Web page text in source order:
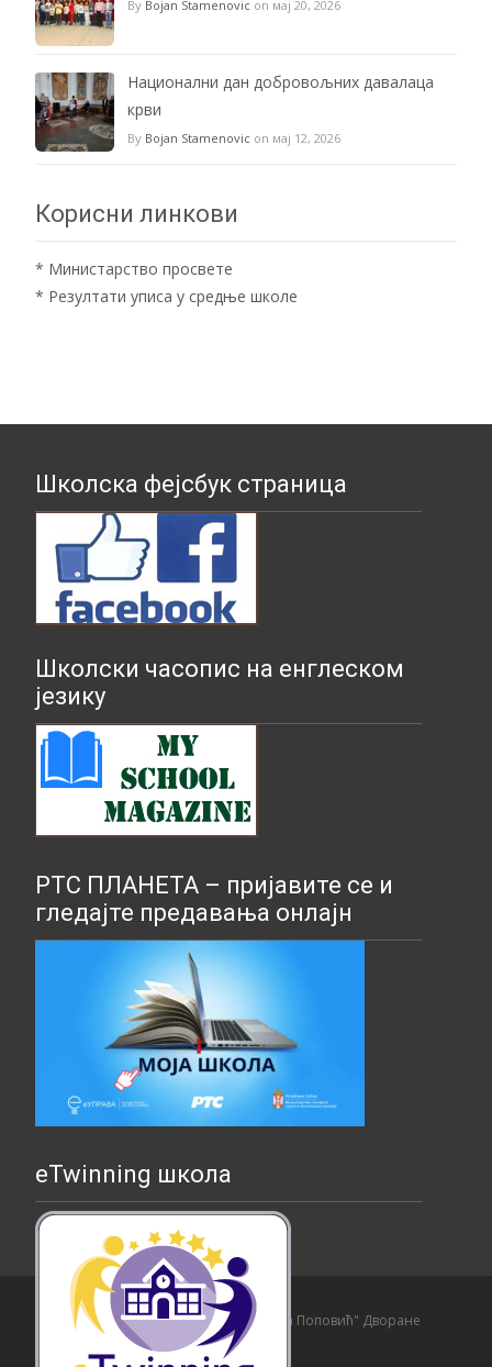
By Bojan Stamenovic on мај 20, 2026
Национални дан добровољних давалаца
крви
By Bojan Stamenovic on мај 12, 2026
Корисни линкови
* Министарство просвете
* Резултати уписа у средње школе
Школска фејсбук страница
Школски часопис на енглеском
језику
РТС ПЛАНЕТА – пријавите се и
гледајте предавања онлајн
eTwinning школа
Copyright © Основна школа "Страхиња Поповић" Дворане
Izrada sajta i hosting:
Hosting-Srbija